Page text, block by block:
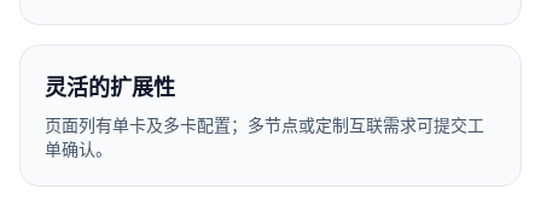
灵活的扩展性
页面列有单卡及多卡配置；多节点或定制互联需求可提交工
单确认。